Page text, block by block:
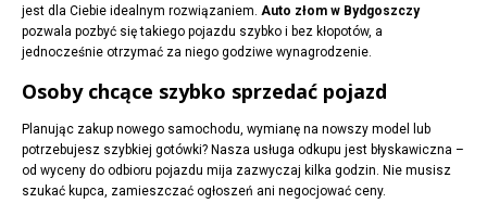
jest dla Ciebie idealnym rozwiązaniem. Auto złom w Bydgoszczy
pozwala pozbyć się takiego pojazdu szybko i bez kłopotów, a
jednocześnie otrzymać za niego godziwe wynagrodzenie.
Osoby chcące szybko sprzedać pojazd
Planując zakup nowego samochodu, wymianę na nowszy model lub
potrzebujesz szybkiej gotówki? Nasza usługa odkupu jest błyskawiczna –
od wyceny do odbioru pojazdu mija zazwyczaj kilka godzin. Nie musisz
szukać kupca, zamieszczać ogłoszeń ani negocjować ceny.